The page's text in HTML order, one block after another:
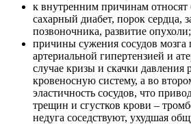
к внутренним причинам относят
сахарный диабет, порок сердца,
позвоночника, развитие опухоли;
причины сужения сосудов мозга
артериальной гипертензией и
случае кризы и скачки давления
кровеносную систему, а во
эластичность сосудов, что
трещин и сгустков крови –
недуга соседствуют, ухудшая